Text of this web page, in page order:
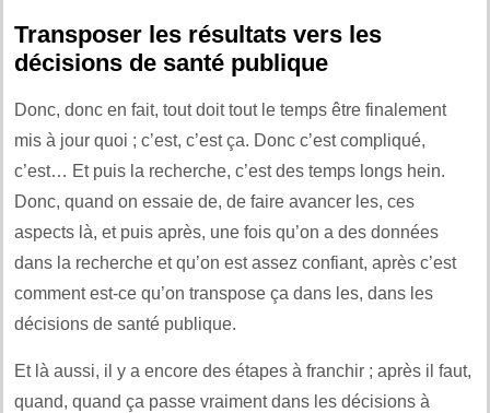
Transposer les résultats vers les
décisions de santé publique
Donc, donc en fait, tout doit tout le temps être finalement
mis à jour quoi ; c’est, c’est ça. Donc c’est compliqué,
c’est… Et puis la recherche, c’est des temps longs hein.
Donc, quand on essaie de, de faire avancer les, ces
aspects là, et puis après, une fois qu’on a des données
dans la recherche et qu’on est assez confiant, après c’est
comment est-ce qu’on transpose ça dans les, dans les
décisions de santé publique.
Et là aussi, il y a encore des étapes à franchir ; après il faut,
quand, quand ça passe vraiment dans les décisions à